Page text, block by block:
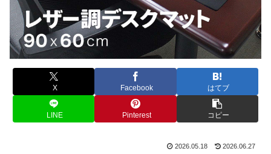
X Facebook はてブ
LINE Pinterest コピー
2026.05.18 2026.06.27